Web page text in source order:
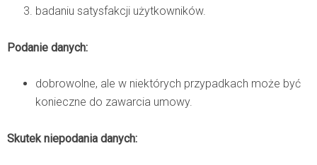
badaniu satysfakcji użytkowników.
Podanie danych:
dobrowolne, ale w niektórych przypadkach może być
konieczne do zawarcia umowy.
Skutek niepodania danych: